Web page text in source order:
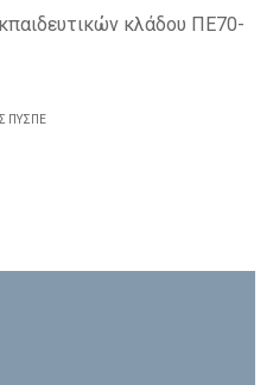
κλάδου ΠΕ70-
ΠΥΣΠΕ